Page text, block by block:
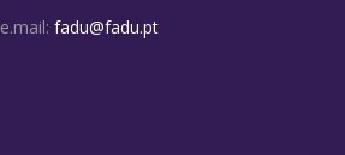
e.mail: fadu@fadu.pt